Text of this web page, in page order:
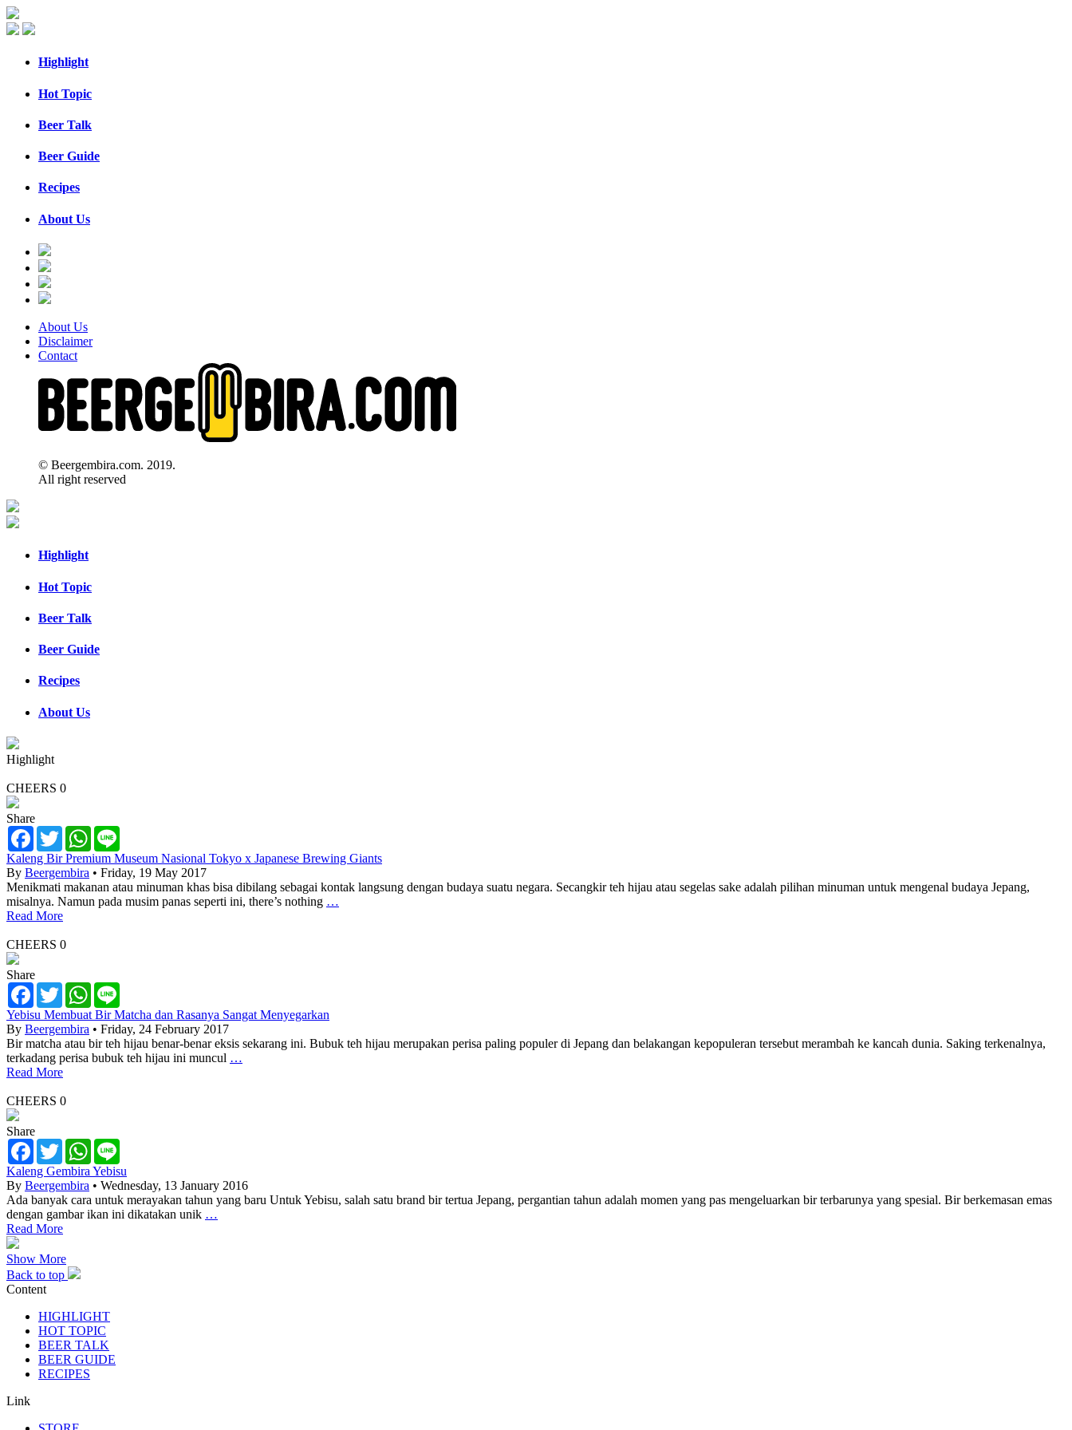
Highlight
Hot Topic
Beer Talk
Beer Guide
Recipes
About Us
About Us
Disclaimer
Contact
© Beergembira.com. 2019.
All right reserved
Highlight
Hot Topic
Beer Talk
Beer Guide
Recipes
About Us
Highlight
CHEERS 0
Share
FacebookTwitterWhatsApp
Kaleng Bir Premium Museum Nasional Tokyo x Japanese Brewing Giants
By Beergembira • Friday, 19 May 2017
Menikmati makanan atau minuman khas bisa dibilang sebagai kontak langsung dengan budaya suatu negara. Secangkir teh hijau atau segelas sake adalah pilihan minuman untuk mengenal budaya Jepang,
misalnya. Namun pada musim panas seperti ini, there’s nothing …
Read More
CHEERS 0
Share
FacebookTwitterWhatsApp
Yebisu Membuat Bir Matcha dan Rasanya Sangat Menyegarkan
By Beergembira • Friday, 24 February 2017
Bir matcha atau bir teh hijau benar-benar eksis sekarang ini. Bubuk teh hijau merupakan perisa paling populer di Jepang dan belakangan kepopuleran tersebut merambah ke kancah dunia. Saking terkenalnya,
terkadang perisa bubuk teh hijau ini muncul …
Read More
CHEERS 0
Share
FacebookTwitterWhatsApp
Kaleng Gembira Yebisu
By Beergembira • Wednesday, 13 January 2016
Ada banyak cara untuk merayakan tahun yang baru Untuk Yebisu, salah satu brand bir tertua Jepang, pergantian tahun adalah momen yang pas mengeluarkan bir terbarunya yang spesial. Bir berkemasan emas
dengan gambar ikan ini dikatakan unik …
Read More
Show More
Back to top
Content
HIGHLIGHT
HOT TOPIC
BEER TALK
BEER GUIDE
RECIPES
Link